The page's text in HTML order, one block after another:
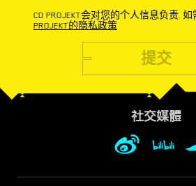
CD PROJEKT会对您的个人信息负责.
PROJEKT的隐私政策
提交
社交媒體